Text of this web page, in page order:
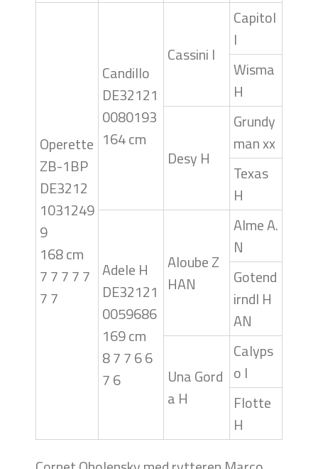
Operette
ZB-1BP
DE3212
1031249
9
168 cm
7 7 7 7 7
7 7
Candillo
DE32121
0080193
164 cm
Cassini I
Capitol
I
Wisma
H
Desy H
Grundy
man xx
Texas
H
Adele H
DE32121
0059686
169 cm
8 7 7 6 6
7 6
Aloube Z
HAN
Alme A.
N
Gotend
irndl H
AN
Una Gord
a H
Calyps
o I
Flotte
H